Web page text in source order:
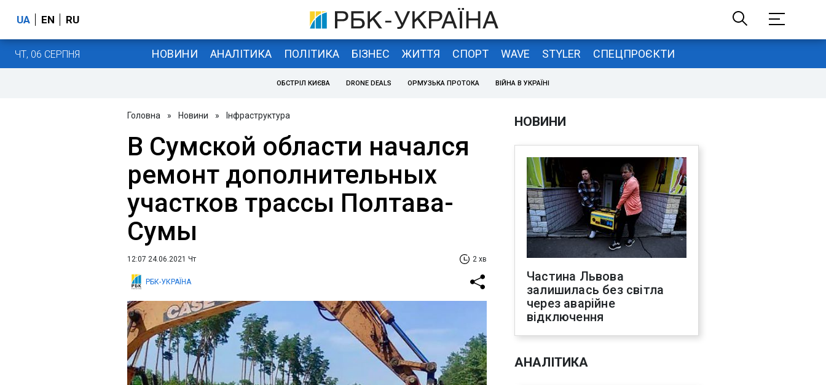
UA EN RU
ЧТ, 06 СЕРПНЯ НОВИНИ АНАЛІТИКА ПОЛІТИКА БІЗНЕС ЖИТТЯ СПОРТ WAVE STYLER СПЕЦПРОЄКТИ
ОБСТРІЛ КИЄВА DRONE DEALS ОРМУЗЬКА ПРОТОКА ВІЙНА В УКРАЇНІ
Головна » Новини » Інфраструктура
В Сумской области начался
ремонт дополнительных
участков трассы Полтава-
Сумы
12:07 24.06.2021 Чт 2 хв
РБК-УКРАЇНА
НОВИНИ
Частина Львова
залишилась без світла
через аварійне
відключення
АНАЛІТИКА